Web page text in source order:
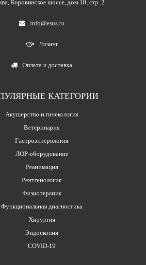
,Коровинское шоссе, дом 10, стр. 2
info@esus.ru
Лизинг
Оплата и доставка
КАТЕГОРИИ
Акушерство и гинекология
Ветеринария
Гастроэнтерология
ЛОР-оборудование
Реанимация
Рентгенология
Физиотерапия
Функциональная диагностика
Хирургия
Эндоскопия
COVID-19